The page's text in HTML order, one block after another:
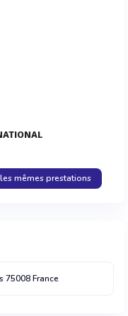
mêmes prestations
75008France